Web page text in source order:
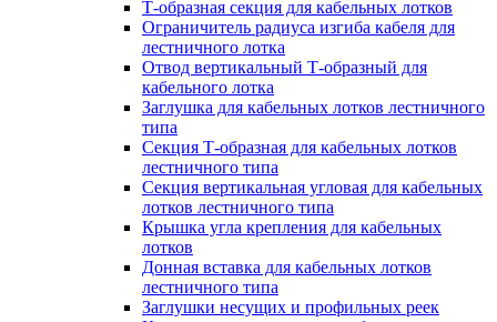
Т-образная секция для кабельных лотков
Ограничитель радиуса изгиба кабеля для
лестничного лотка
Отвод вертикальный Т-образный для
кабельного лотка
Заглушка для кабельных лотков лестничного
типа
Секция Т-образная для кабельных лотков
лестничного типа
Секция вертикальная угловая для кабельных
лотков лестничного типа
Крышка угла крепления для кабельных
лотков
Донная вставка для кабельных лотков
лестничного типа
Заглушки несущих и профильных реек